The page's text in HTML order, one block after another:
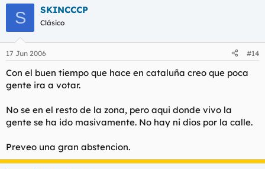
S SKINCCCP
Clásico
17 Jun 2006 #14
Con el buen tiempo que hace en cataluña creo que poca
gente ira a votar.
No se en el resto de la zona, pero aqui donde vivo la
gente se ha ido masivamente. No hay ni dios por la calle.
Preveo una gran abstencion.